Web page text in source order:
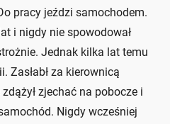
pracy jeździ samochodem.
i nigdy nie spowodował
Jednak kilka lat temu
Zasłabł za kierownicą
zjechać na pobocze i
Nigdy wcześniej